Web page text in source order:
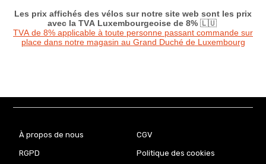
Les prix affichés des vélos sur notre site web sont les prix
avec la TVA Luxembourgeoise de 8% 🇱🇺
TVA de 8% applicable à toute personne passant commande sur
place dans notre magasin au Grand Duché de Luxembourg
À propos de nous CGV
RGPD Politique des cookies